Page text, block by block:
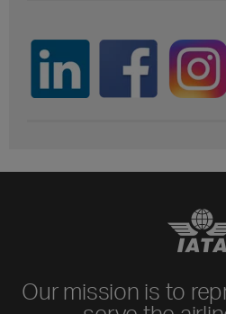
Our mission is to